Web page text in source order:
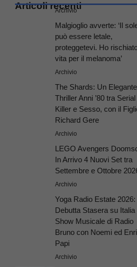
Articoli recenti
Archivio
Malgioglio avverte: ‘Il
può essere letale,
proteggetevi. Ho
vita per il melanoma’
Archivio
The Shards: Un Elegante
Thriller Anni ’80 tra Serial
Killer e Sesso, con il
Richard Gere
Archivio
LEGO Avengers
In Arrivo 4 Nuovi Set tra
Settembre e Ottobre
Archivio
Yoga Radio Estate 2026:
Debutta Stasera su Italia
Show Musicale di Radio
Bruno con Noemi ed
Papi
Archivio